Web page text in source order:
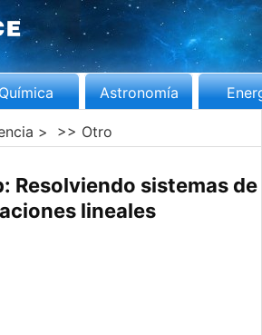
Astronomía
> >> Otro
Resolviendo sistemas de
lineales